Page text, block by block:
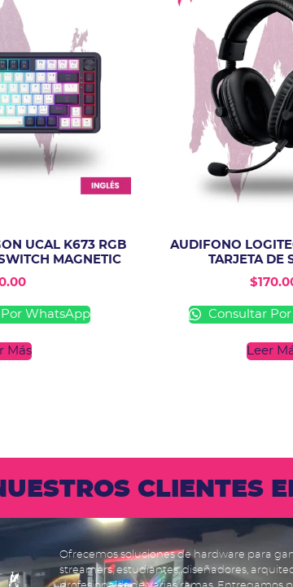
UCAL K673 RGB
MAGNETIC
WhatsApp
Más
AUDIFONO
TARJETA DE
$
Consultar
Leer
CLIENTES
Ofrecemos soluciones de hardware para
streamers, estudiantes, diseñadores,